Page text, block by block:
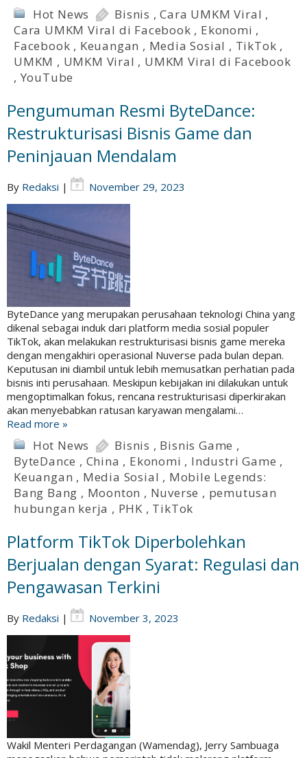
Hot News Bisnis ,Cara UMKM Viral ,
Cara UMKM Viral di Facebook , Ekonomi ,
Facebook , Keuangan , Media Sosial , TikTok ,
UMKM , UMKM Viral , UMKM Viral di Facebook
, YouTube
Pengumuman Resmi ByteDance:
Restrukturisasi Bisnis Game dan
Peninjauan Mendalam
By Redaksi | November 29, 2023
ByteDance yang merupakan perusahaan teknologi China yang
dikenal sebagai induk dari platform media sosial populer
TikTok, akan melakukan restrukturisasi bisnis game mereka
dengan mengakhiri operasional Nuverse pada bulan depan.
Keputusan ini diambil untuk lebih memusatkan perhatian pada
bisnis inti perusahaan. Meskipun kebijakan ini dilakukan untuk
mengoptimalkan fokus, rencana restrukturisasi diperkirakan
akan menyebabkan ratusan karyawan mengalami…
Read more »
Hot News Bisnis , Bisnis Game ,
ByteDance , China , Ekonomi , Industri Game ,
Keuangan , Media Sosial , Mobile Legends:
Bang Bang , Moonton , Nuverse , pemutusan
hubungan kerja , PHK , TikTok
Platform TikTok Diperbolehkan
Berjualan dengan Syarat: Regulasi dan
Pengawasan Terkini
By Redaksi | November 3, 2023
Wakil Menteri Perdagangan (Wamendag), Jerry Sambuaga